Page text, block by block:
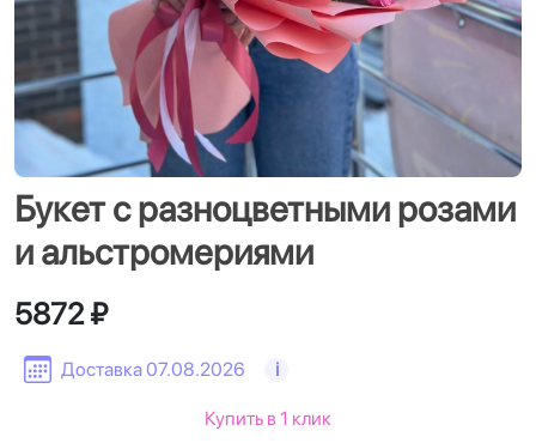
Букет с разноцветными розами
и альстромериями
Доставка 07.08.2026 i
5872 ₽
Купить в 1 клик